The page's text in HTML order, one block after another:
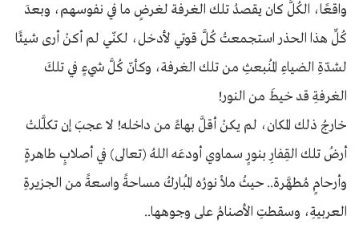
واقعًا، الكُلُّ كان يقصدُ تلك الغرفة لغرضٍ ما في نفوسهم، وبعدَ
كُلِّ هذا الحذر استجمعتُ كُلَّ قوتي لأدخل، لكنّي لم أكنْ أرى شيئًا
لشدّةِ الضياءِ المُنبعثِ من تلك الغرفة، وكأنّ كُلَّ شيءٍ في تلكَ
الغرفةِ قد خيطَ من النور!
خارجُ ذلك المكان، لم يكنْ أقلَّ بهاءً من داخله! لا عجبَ إن تكلَّلتْ
أرضُ تلك القِفارِ بنورٍ سماوي أودعَه اللهُ (تعالى) في أصلابٍ طاهرةٍ
وأرحامٍ مُطهَّرة.. حيثُ ملأ نورُه المُباركُ مساحةً واسعةً من الجزيرةِ
العربيةِ، وسقطتِ الأصنامُ على وجوهها..